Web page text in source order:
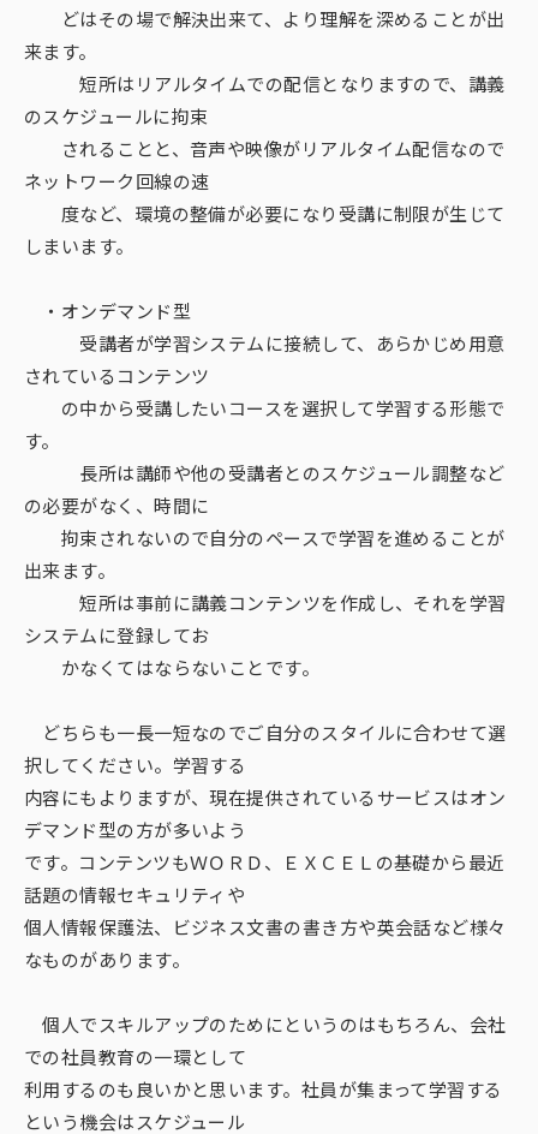
どはその場で解決出来て、より理解を深めることが出
来ます。
短所はリアルタイムでの配信となりますので、講義
のスケジュールに拘束
されることと、音声や映像がリアルタイム配信なので
ネットワーク回線の速
度など、環境の整備が必要になり受講に制限が生じて
しまいます。
・オンデマンド型
受講者が学習システムに接続して、あらかじめ用意
されているコンテンツ
の中から受講したいコースを選択して学習する形態で
す。
長所は講師や他の受講者とのスケジュール調整など
の必要がなく、時間に
拘束されないので自分のペースで学習を進めることが
出来ます。
短所は事前に講義コンテンツを作成し、それを学習
システムに登録してお
かなくてはならないことです。
どちらも一長一短なのでご自分のスタイルに合わせて選
択してください。学習する
内容にもよりますが、現在提供されているサービスはオン
デマンド型の方が多いよう
です。コンテンツもＷＯＲＤ、ＥＸＣＥＬの基礎から最近
話題の情報セキュリティや
個人情報保護法、ビジネス文書の書き方や英会話など様々
なものがあります。
個人でスキルアップのためにというのはもちろん、会社
での社員教育の一環として
利用するのも良いかと思います。社員が集まって学習する
という機会はスケジュール